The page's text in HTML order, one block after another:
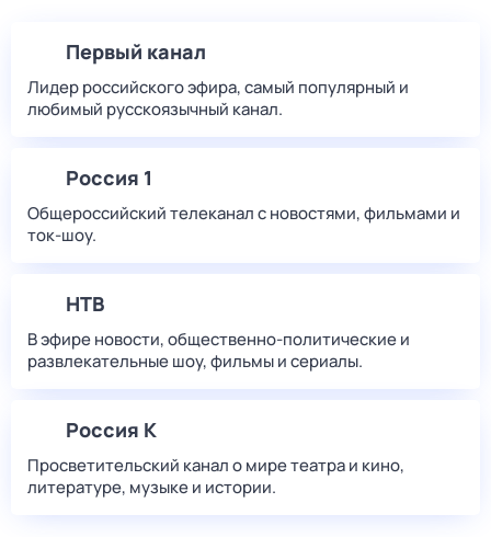
Первый канал
Лидер российского эфира, самый популярный и
любимый русскоязычный канал.
Россия 1
Общероссийский телеканал с новостями, фильмами и
ток-шоу.
НТВ
В эфире новости, общественно-политические и
развлекательные шоу, фильмы и сериалы.
Россия К
Просветительский канал о мире театра и кино,
литературе, музыке и истории.